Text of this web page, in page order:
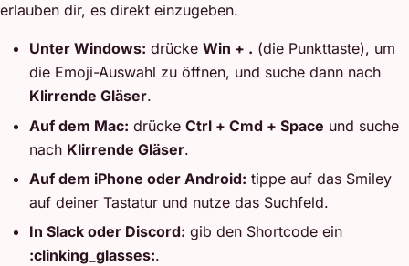
erlauben dir, es direkt einzugeben.
Unter Windows: drücke Win + . (die Punkttaste), um
die Emoji-Auswahl zu öffnen, und suche dann nach
Klirrende Gläser.
Auf dem Mac: drücke Ctrl + Cmd + Space und suche
nach Klirrende Gläser.
Auf dem iPhone oder Android: tippe auf das Smiley
auf deiner Tastatur und nutze das Suchfeld.
In Slack oder Discord: gib den Shortcode ein
:clinking_glasses:.